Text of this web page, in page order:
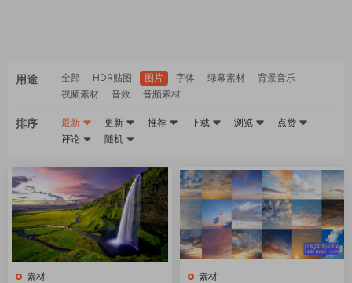
用途 全部 HDR贴图 图片 字体 绿幕素材
背景音乐
视频素材
音效 音频素材
排序 最新 更新 推荐 下载 浏览
点赞
评论
随机
素材 素材